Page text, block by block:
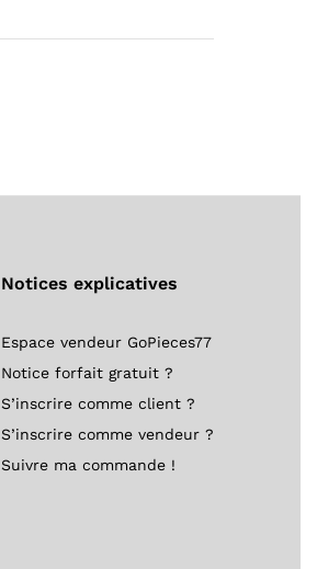
Notices explicatives
Espace vendeur GoPieces77
Notice forfait gratuit ?
S’inscrire comme client ?
S’inscrire comme vendeur ?
Suivre ma commande !